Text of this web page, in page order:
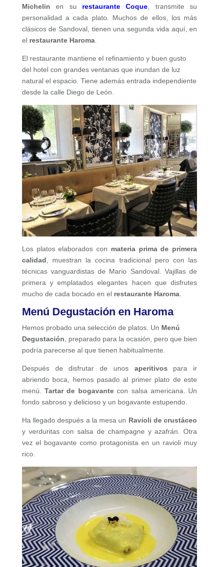
Michelin en su restaurante Coque, transmite su
personalidad a cada plato. Muchos de ellos, los más
clásicos de Sandoval, tienen una segunda vida aquí, en
el restaurante Haroma.
El restaurante mantiene el refinamiento y buen gusto
del hotel con grandes ventanas que inundan de luz
natural el espacio. Tiene además entrada independiente
desde la calle Diego de León.
Los platos elaborados con materia prima de primera
calidad , muestran la cocina tradicional pero con las
técnicas vanguardistas de Mario Sandoval. Vajillas de
primera y emplatados elegantes hacen que disfrutes
mucho de cada bocado en el restaurante Haroma.
Menú Degustación en Haroma
Hemos probado una selección de platos. Un Menú
Degustación , preparado para la ocasión, pero que bien
podría parecerse al que tienen habitualmente.
Después de disfrutar de unos aperitivos para ir
abriendo boca, hemos pasado al primer plato de este
menú.Tartar de bogavantecon salsa americana. Un
fondo sabroso y delicioso y un bogavante estupendo.
Ha llegado después a la mesa un Ravioli de crustáceo
y verduritas con salsa de champagne y azafrán. Otra
vez el bogavante como protagonista en un ravioli muy
rico.